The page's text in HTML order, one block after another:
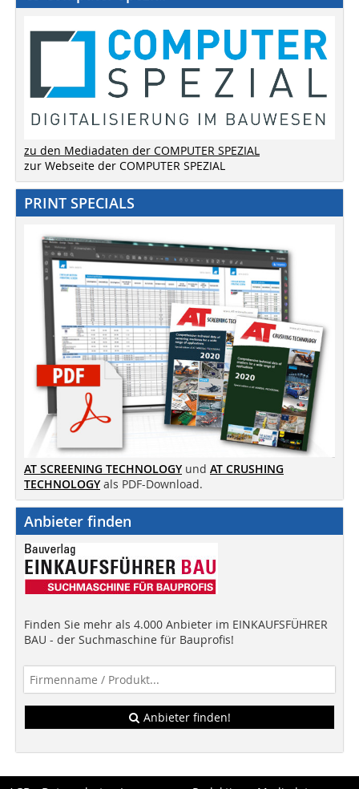
zu den Mediadaten der COMPUTER SPEZIAL
zur Webseite der COMPUTER SPEZIAL
PRINT SPECIALS
AT SCREENING TECHNOLOGY und AT CRUSHING
TECHNOLOGY als PDF-Download.
Anbieter finden
Finden Sie mehr als 4.000 Anbieter im EINKAUFSFÜHRER
BAU - der Suchmaschine für Bauprofis!
Anbieter finden!